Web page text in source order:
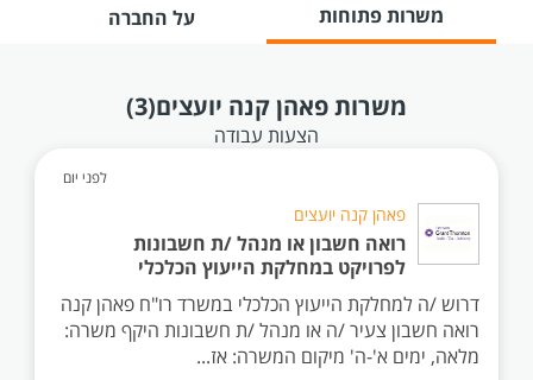
משרות פתוחות על החברה
משרות פאהן קנה יועצים(3)
הצעות עבודה
לפני יום
פאהן קנה יועצים
רואה חשבון או מנהל /ת חשבונות
לפרויקט במחלקת הייעוץ הכלכלי
דרוש /ה למחלקת הייעוץ הכלכלי במשרד רו"ח פאהן קנה
רואה חשבון צעיר /ה או מנהל /ת חשבונות היקף משרה:
מלאה, ימים א'-ה' מיקום המשרה: אז...